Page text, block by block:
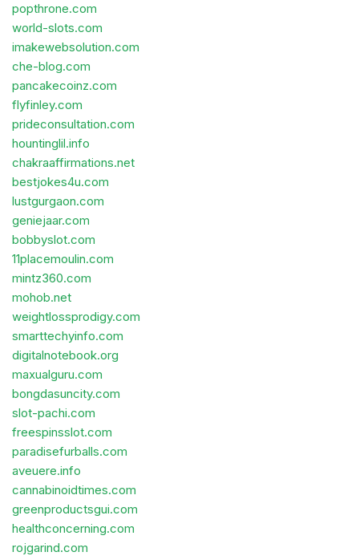
popthrone.com
world-slots.com
imakewebsolution.com
che-blog.com
pancakecoinz.com
flyfinley.com
prideconsultation.com
hountinglil.info
chakraaffirmations.net
bestjokes4u.com
lustgurgaon.com
geniejaar.com
bobbyslot.com
11placemoulin.com
mintz360.com
mohob.net
weightlossprodigy.com
smarttechyinfo.com
digitalnotebook.org
maxualguru.com
bongdasuncity.com
slot-pachi.com
freespinsslot.com
paradisefurballs.com
aveuere.info
cannabinoidtimes.com
greenproductsgui.com
healthconcerning.com
rojgarind.com